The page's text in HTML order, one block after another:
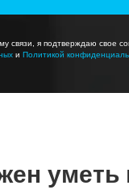
связи, я подтверждаю свое
и Политикой
уметь